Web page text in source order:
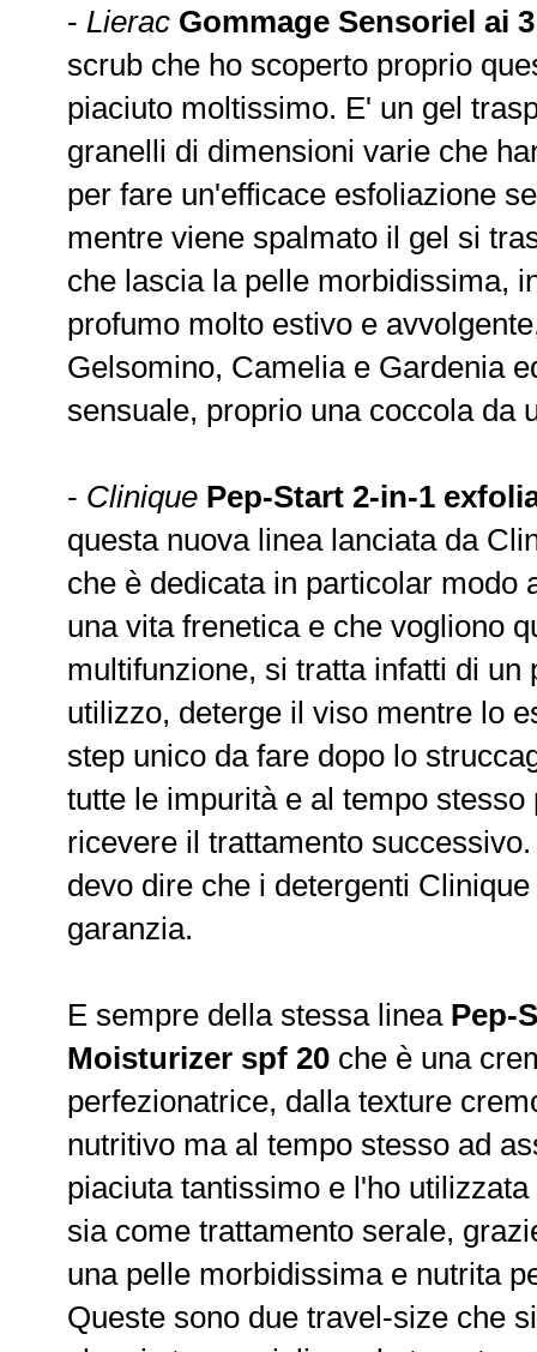
- Lierac Gommage Sensoriel ai
scrub che ho scoperto proprio
piaciuto moltissimo. E' un gel
granelli di dimensioni varie che
per fare un'efficace esfoliazione
mentre viene spalmato il gel si
che lascia la pelle morbidissima,
profumo molto estivo e
Gelsomino, Camelia e Gardenia
sensuale, proprio una coccola da
- Clinique Pep-Start 2-in-1
questa nuova linea lanciata da
che è dedicata in particolar modo
una vita frenetica e che vogliono
multifunzione, si tratta infatti di un
utilizzo, deterge il viso mentre lo
step unico da fare dopo lo
tutte le impurità e al tempo
ricevere il trattamento
devo dire che i detergenti
garanzia.
E sempre della stessa linea Pep-
Moisturizer spf 20 che è una
perfezionatrice, dalla texture
nutritivo ma al tempo stesso ad
piaciuta tantissimo e l'ho
sia come trattamento serale,
una pelle morbidissima e nutrita
Queste sono due travel-size che